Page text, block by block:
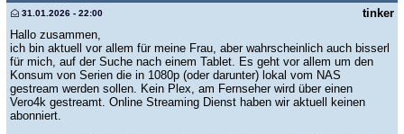
tinker
31.01.2026 - 22:00
Hallo zusammen,
ich bin aktuell vor allem für meine Frau, aber wahrscheinlich auch bisserl
für mich, auf der Suche nach einem Tablet. Es geht vor allem um den
Konsum von Serien die in 1080p (oder darunter) lokal vom NAS
gestream werden sollen. Kein Plex, am Fernseher wird über einen
Vero4k gestreamt. Online Streaming Dienst haben wir aktuell keinen
abonniert.